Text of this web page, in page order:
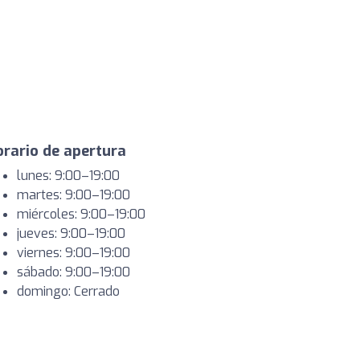
de apertura
lunes: 9:00–19:00
martes: 9:00–19:00
miércoles: 9:00–19:00
jueves: 9:00–19:00
viernes: 9:00–19:00
sábado: 9:00–19:00
domingo: Cerrado